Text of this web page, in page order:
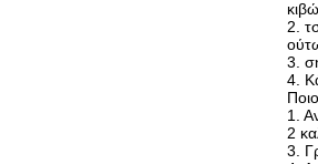
2.
3.
4.
1.
2
3.